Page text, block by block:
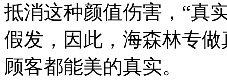
抵消这种颜值伤害，“真
假发，因此，海森林专
顾客都能美的真实。